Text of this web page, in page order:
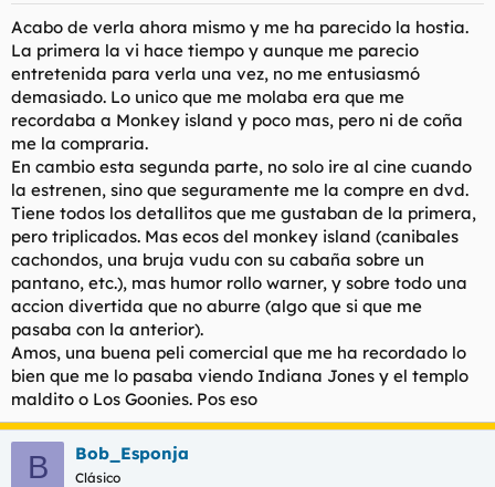
Acabo de verla ahora mismo y me ha parecido la hostia.
La primera la vi hace tiempo y aunque me parecio
entretenida para verla una vez, no me entusiasmó
demasiado. Lo unico que me molaba era que me
recordaba a Monkey island y poco mas, pero ni de coña
me la compraria.
En cambio esta segunda parte, no solo ire al cine cuando
la estrenen, sino que seguramente me la compre en dvd.
Tiene todos los detallitos que me gustaban de la primera,
pero triplicados. Mas ecos del monkey island (canibales
cachondos, una bruja vudu con su cabaña sobre un
pantano, etc.), mas humor rollo warner, y sobre todo una
accion divertida que no aburre (algo que si que me
pasaba con la anterior).
Amos, una buena peli comercial que me ha recordado lo
bien que me lo pasaba viendo Indiana Jones y el templo
maldito o Los Goonies. Pos eso
B Bob_Esponja
Clásico